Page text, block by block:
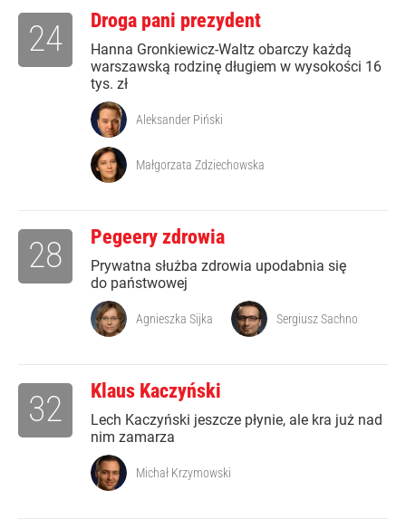
Droga pani prezydent
Hanna Gronkiewicz-Waltz obarczy każdą
warszawską rodzinę długiem w wysokości 16
tys. zł
24
Aleksander Piński
Małgorzata Zdziechowska
Pegeery zdrowia
Prywatna służba zdrowia upodabnia się
do państwowej
28
Agnieszka Sijka Sergiusz Sachno
Klaus Kaczyński
Lech Kaczyński jeszcze płynie, ale kra już nad
nim zamarza
32
Michał Krzymowski